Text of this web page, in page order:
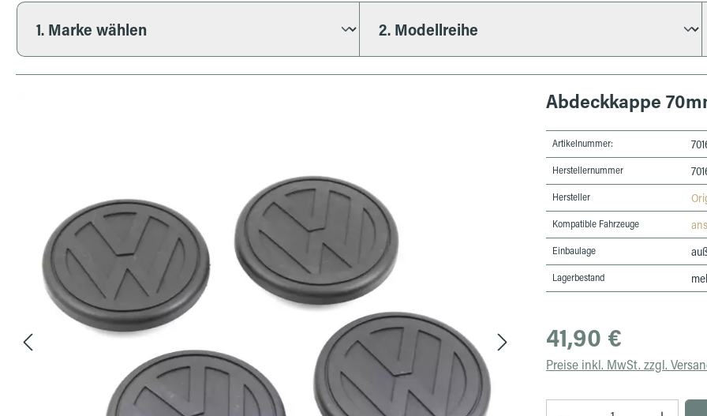
Abdeckkappe
Artikelnummer:
Herstellernummer
Hersteller
Kompatible Fahrzeuge
Einbaulage
Lagerbestand
Regulärer Preis:
41,90 €
Preise inkl. MwSt. zzgl.